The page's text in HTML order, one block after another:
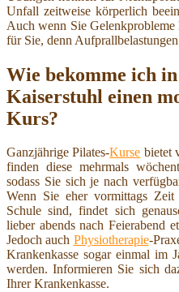
Unfall zeitweise körperlich
Auch wenn Sie
für Sie, denn
Wie bekomme ich
Kaiserstuhl einen
Kurs?
Ganzjährige Pilates-Kurse bietet
finden diese mehrmals
sodass Sie sich je nach
Wenn Sie eher vormittags
Schule sind, findet sich
lieber abends nach Feierabend
Jedoch auch Physiotherapie-
Krankenkasse sogar einmal im
werden. Informieren Sie sich
Ihrer Krankenkasse.